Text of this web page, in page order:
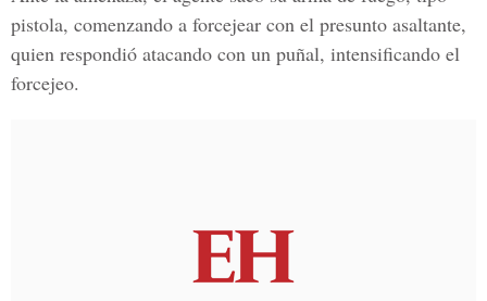
pistola, comenzando a forcejear con el presunto asaltante,
quien respondió atacando con un puñal, intensificando el
forcejeo.